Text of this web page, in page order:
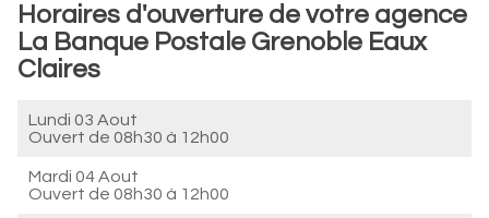
Horaires d'ouverture de votre agence
La Banque Postale Grenoble Eaux
Claires
Lundi 03 Aout
Ouvert de 08h30 à 12h00
Mardi 04 Aout
Ouvert de 08h30 à 12h00